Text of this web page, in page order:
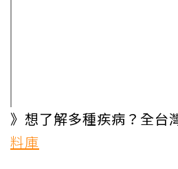
》想了解多種疾病？全台
料庫